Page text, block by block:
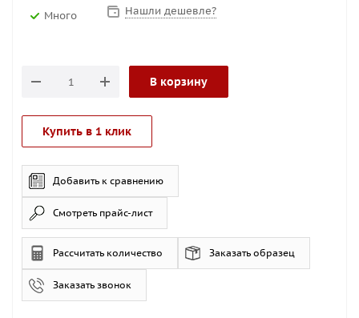
Много Нашли дешевле?
В корзину
Купить в 1 клик
Смотреть прайс-лист
Добавить к сравнению
Рассчитать количество Заказать образец
Заказать звонок